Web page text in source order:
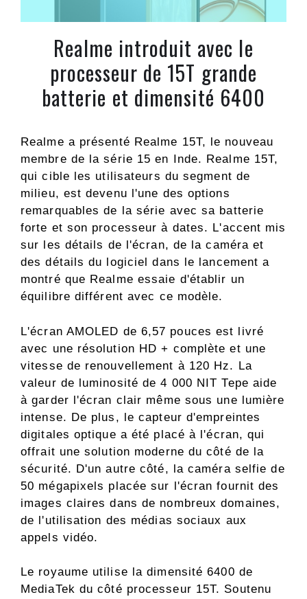
Realme introduit avec le
processeur de 15T grande
batterie et dimensité 6400
Realme a présenté Realme 15T, le nouveau
membre de la série 15 en Inde. Realme 15T,
qui cible les utilisateurs du segment de
milieu, est devenu l'une des options
remarquables de la série avec sa batterie
forte et son processeur à dates. L'accent mis
sur les détails de l'écran, de la caméra et
des détails du logiciel dans le lancement a
montré que Realme essaie d'établir un
équilibre différent avec ce modèle.
L'écran AMOLED de 6,57 pouces est livré
avec une résolution HD + complète et une
vitesse de renouvellement à 120 Hz. La
valeur de luminosité de 4 000 NIT Tepe aide
à garder l'écran clair même sous une lumière
intense. De plus, le capteur d'empreintes
digitales optique a été placé à l'écran, qui
offrait une solution moderne du côté de la
sécurité. D'un autre côté, la caméra selfie de
50 mégapixels placée sur l'écran fournit des
images claires dans de nombreux domaines,
de l'utilisation des médias sociaux aux
appels vidéo.
Le royaume utilise la dimensité 6400 de
MediaTek du côté processeur 15T. Soutenu